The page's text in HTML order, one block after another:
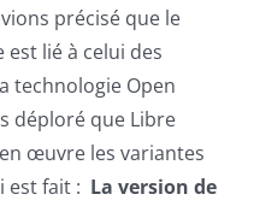
précisé que le
lié à celui des
technologie Open
déploré que Libre
œuvre les variantes
est fait : La version de